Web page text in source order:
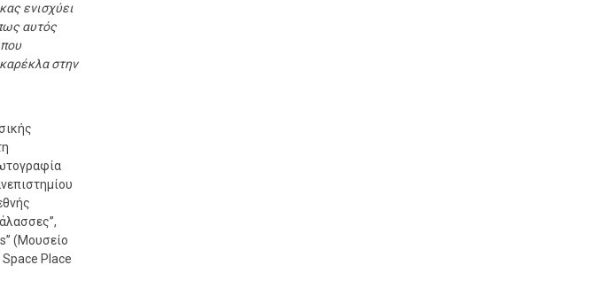
ενισχύει
αυτός
στην
(Μουσείο
Place